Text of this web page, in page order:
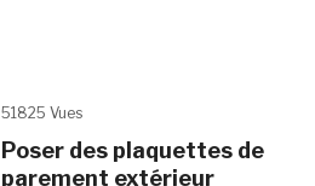
51825 Vues
Poser des plaquettes de
parement extérieur